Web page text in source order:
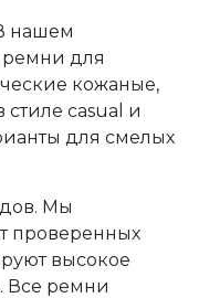
нашем
ремни для
кожаные,
casual и
для смелых
Мы
проверенных
высокое
Все ремни